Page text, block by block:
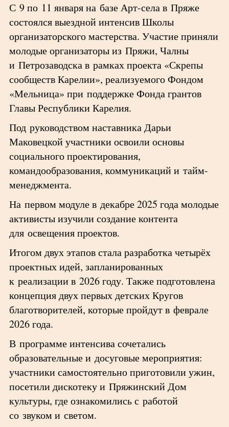
С 9 по 11 января на базе Арт-села в Пряже
состоялся выездной интенсив Школы
организаторского мастерства. Участие приняли
молодые организаторы из Пряжи, Чалны
и Петрозаводска в рамках проекта «Скрепы
сообществ Карелии», реализуемого Фондом
«Мельница» при поддержке Фонда грантов
Главы Республики Карелия.
Под руководством наставника Дарьи
Маковецкой участники освоили основы
социального проектирования,
командообразования, коммуникаций и тайм-
менеджмента.
На первом модуле в декабре 2025 года молодые
активисты изучили создание контента
для освещения проектов.
Итогом двух этапов стала разработка четырёх
проектных идей, запланированных
к реализации в 2026 году. Также подготовлена
концепция двух первых детских Кругов
благотворителей, которые пройдут в феврале
2026 года.
В программе интенсива сочетались
образовательные и досуговые мероприятия:
участники самостоятельно приготовили ужин,
посетили дискотеку и Пряжинский Дом
культуры, где ознакомились с работой
со звуком и светом.